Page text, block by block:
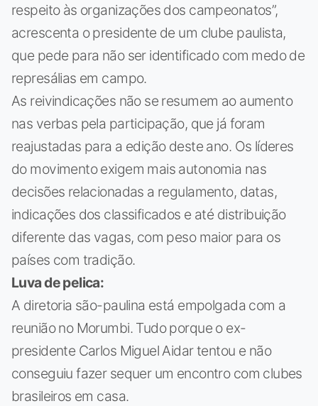
respeito às organizações dos campeonatos”,
acrescenta o presidente de um clube paulista,
que pede para não ser identificado com medo de
represálias em campo.
As reivindicações não se resumem ao aumento
nas verbas pela participação, que já foram
reajustadas para a edição deste ano. Os líderes
do movimento exigem mais autonomia nas
decisões relacionadas a regulamento, datas,
indicações dos classificados e até distribuição
diferente das vagas, com peso maior para os
países com tradição.
Luva de pelica:
A diretoria são-paulina está empolgada com a
reunião no Morumbi. Tudo porque o ex-
presidente Carlos Miguel Aidar tentou e não
conseguiu fazer sequer um encontro com clubes
brasileiros em casa.